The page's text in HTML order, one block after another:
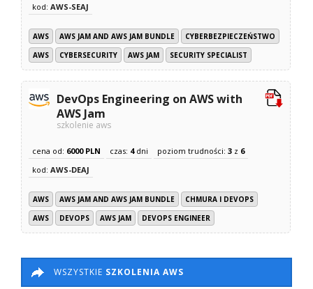
kod:AWS-SEAJ
AWS AWS JAM AND AWS JAM BUNDLE
CYBERBEZPIECZEŃSTWO
AWS
CYBERSECURITY AWS JAM SECURITY SPECIALIST
DevOps Engineering on AWS with
AWS Jam
szkolenie aws
cena od: 6000 PLN czas: 4dni poziom trudności:3 z 6
kod:AWS-DEAJ
AWS AWS JAM AND AWS JAM BUNDLE
CHMURA I DEVOPS
AWS
DEVOPS AWS JAM DEVOPS ENGINEER
WSZYSTKIE SZKOLENIA AWS